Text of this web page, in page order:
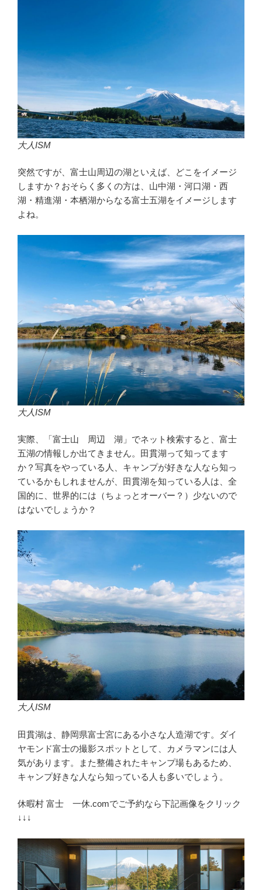
大人ISM
突然ですが、富士山周辺の湖といえば、どこをイメージ
しますか？おそらく多くの方は、山中湖・河口湖・西
湖・精進湖・本栖湖からなる富士五湖をイメージします
よね。
大人ISM
実際、「富士山 周辺 湖」でネット検索すると、富士
五湖の情報しか出てきません。田貫湖って知ってます
か？写真をやっている人、キャンプが好きな人なら知っ
ているかもしれませんが、田貫湖を知っている人は、全
国的に、世界的には（ちょっとオーバー？）少ないので
はないでしょうか？
大人ISM
田貫湖は、静岡県富士宮にある小さな人造湖です。ダイ
ヤモンド富士の撮影スポットとして、カメラマンには人
気があります。また整備されたキャンプ場もあるため、
キャンプ好きな人なら知っている人も多いでしょう。
休暇村 富士 一休.comでご予約なら下記画像をクリック
↓↓↓